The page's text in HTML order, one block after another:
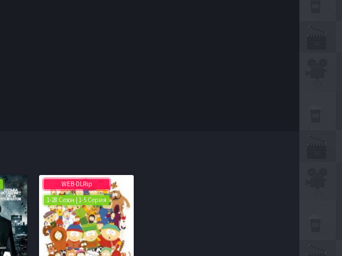
WEB-DLRip
1-28 Сезон | 1-5 Серия